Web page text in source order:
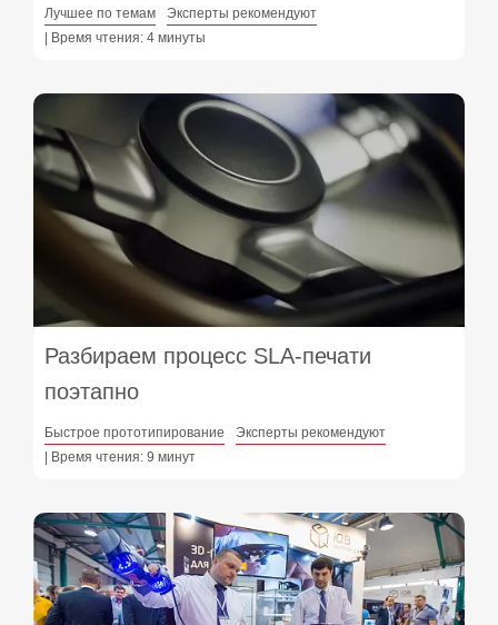
Лучшее по темам
Эксперты рекомендуют
| Время чтения: 4 минуты
Разбираем процесс SLA-печати
поэтапно
Быстрое прототипирование
Эксперты рекомендуют
| Время чтения: 9 минут